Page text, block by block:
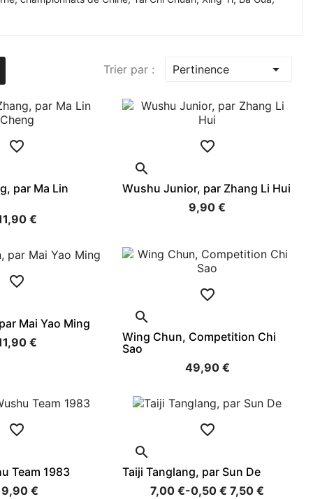
Trier par : Pertinence 

par Ma Lin
€


Wushu Junior, par Zhang Li Hui
9,90 €

Mai Yao Ming
€


Wing Chun, Competition Chi
Sao
49,90 €

Team 1983
€


Taiji Tanglang, par Sun De
7,00 €-0,50 €7,50 €